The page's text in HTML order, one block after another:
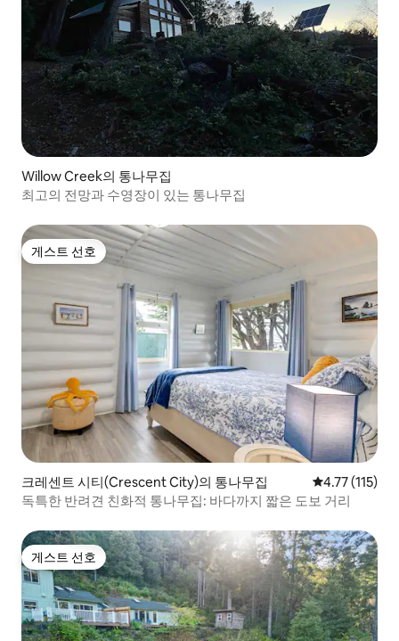
Willow Creek의 통나무집
최고의 전망과 수영장이 있는 통나무집
게스트 선호
게스트 선호
크레센트 시티(Crescent City)의 통나무집 평점 4.77점(5
4.77 (115)
독특한 반려견 친화적 통나무집: 바다까지 짧은 도보 거리
게스트 선호
게스트 선호